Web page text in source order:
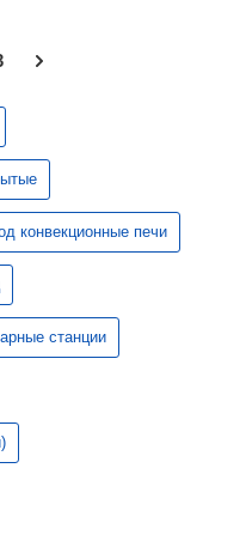
конвекционные печи
станции